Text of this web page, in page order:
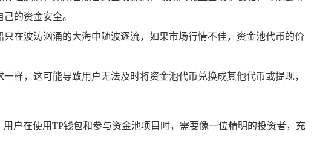
的资金安全。
在波涛汹涌的大海中随波逐流，如果市场行情不佳，资金池代币的价
样，这可能导致用户无法及时将资金池代币兑换成其他代币或提现，
户在使用TP钱包和参与资金池项目时，需要像一位精明的投资者，充